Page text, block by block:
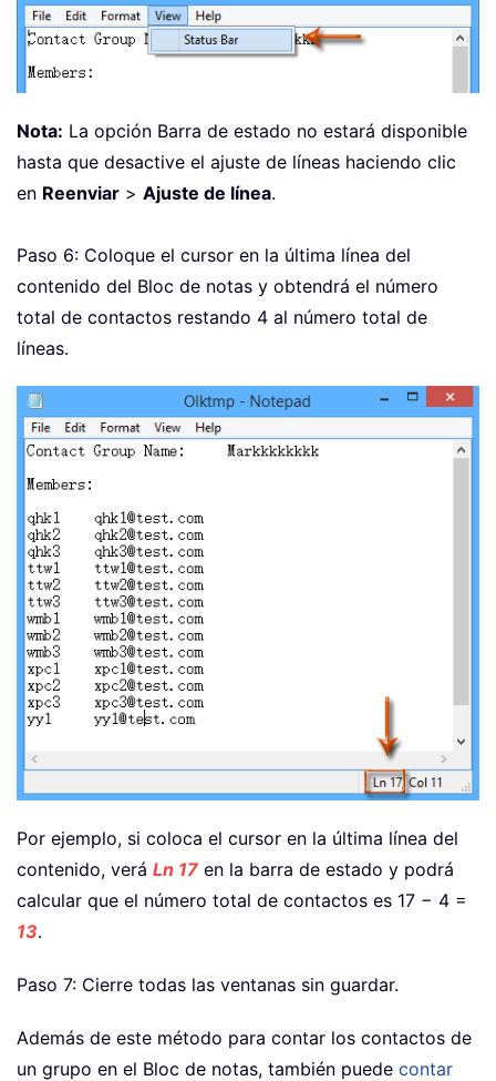
Nota: La opción Barra de estado no estará disponible
hasta que desactive el ajuste de líneas haciendo clic
en Reenviar > Ajuste de línea.
Paso 6: Coloque el cursor en la última línea del
contenido del Bloc de notas y obtendrá el número
total de contactos restando 4 al número total de
líneas.
Por ejemplo, si coloca el cursor en la última línea del
contenido, verá Ln 17 en la barra de estado y podrá
calcular que el número total de contactos es 17 − 4 =
13.
Paso 7: Cierre todas las ventanas sin guardar.
Además de este método para contar los contactos de
un grupo en el Bloc de notas, también puede contar